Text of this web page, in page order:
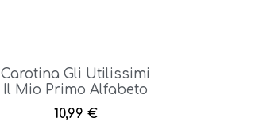
Carotina Gli Utilissimi
Il Mio Primo Alfabeto
10,99 €